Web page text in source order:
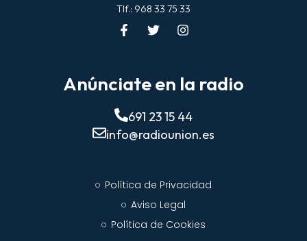
Tlf.: 968 33 75 33
Anúnciate en la radio
691 23 15 44
info@radiounion.es
Política de Privacidad
Aviso Legal
Política de Cookies